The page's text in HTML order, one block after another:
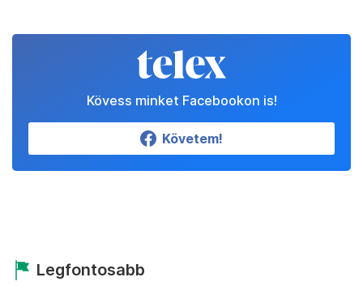
Kövess minket Facebookon is!
Követem!
Legfontosabb